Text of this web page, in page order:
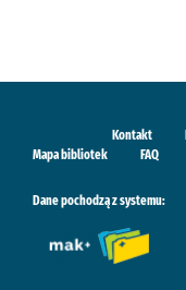
Kontakt
Mapa bibliotek
FAQ
Dane pochodzą z systemu: